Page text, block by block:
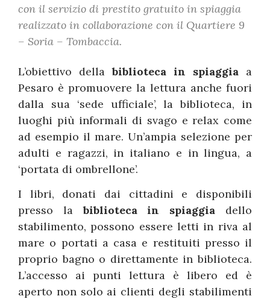
con il servizio di prestito gratuito in spiaggia
realizzato in collaborazione con il Quartiere 9
– Soria – Tombaccia.
L’obiettivo dellabiblioteca in spiaggia a
Pesaro è promuovere la lettura anche fuori
dalla sua ‘sede ufficiale’, la biblioteca, in
luoghi più informali di svago e relax come
ad esempio il mare. Un’ampia selezione per
adulti e ragazzi, in italiano e in lingua, a
‘portata di ombrellone’.
I libri, donati dai cittadini e disponibili
presso labiblioteca in spiaggia dello
stabilimento, possono essere letti in riva al
mare o portati a casa e restituiti presso il
proprio bagno o direttamente in biblioteca.
L’accesso ai punti lettura è libero ed è
aperto non solo ai clienti degli stabilimenti